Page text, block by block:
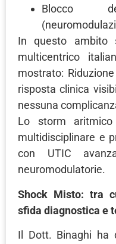
Blocco
In questo ambito
multicentrico
mostrato:
risposta clinica
nessuna
Lo storm aritmico
multidisciplinare e
con UTIC
neuromodulatorie.
Shock Misto: tra
sfida diagnostica e
Il Dott. Binaghi ha